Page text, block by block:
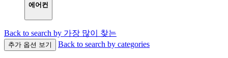
에어컨
Back to search by 가장 많이 찾는
추가 옵션 보기 Back to search by categories